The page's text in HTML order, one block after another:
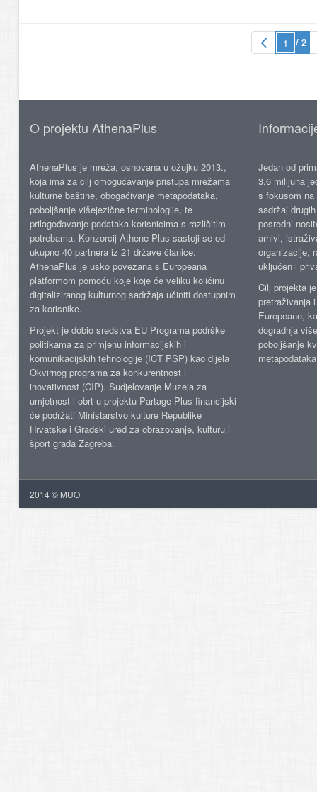
/ 2
O projektu AthenaPlus
AthenaPlus je mreža, osnovana u ožujku 2013.,
koja ima za cilj omogućavanje pristupa mrežama
kulturne baštine, obogaćivanje metapodataka,
poboljšanje višejezične terminologije, te
prilagođavanje podataka korisnicima s različitim
potrebama. Konzorcij Athene Plus sastoji se od
ukupno 40 partnera iz 21 države članice.
AthenaPlus je usko povezana s Europeana
platformom pomoću koje koje će veliku količinu
digitaliziranog kulturnog sadržaja učiniti dostupnim
za korisnike.
Projekt je dobio sredstva EU Programa podrške
politikama za primjenu informacijskih i
komunikacijskih tehnologije (ICT PSP) kao dijela
Okvirnog programa za konkurentnost i
inovativnost (CIP). Sudjelovanje Muzeja za
umjetnost i obrt u projektu Partage Plus financijski
će podržati Ministarstvo kulture Republike
Hrvatske i Gradski ured za obrazovanje, kulturu i
šport grada Zagreba.
Jedan od
3,6 milijuna
s fokusom
sadržaj
posredni
arhivi,
organizacije,
uključen i
Cilj projekta
pretraživanja
Europeane,
dogradnja
poboljšanje
2014 © MUO